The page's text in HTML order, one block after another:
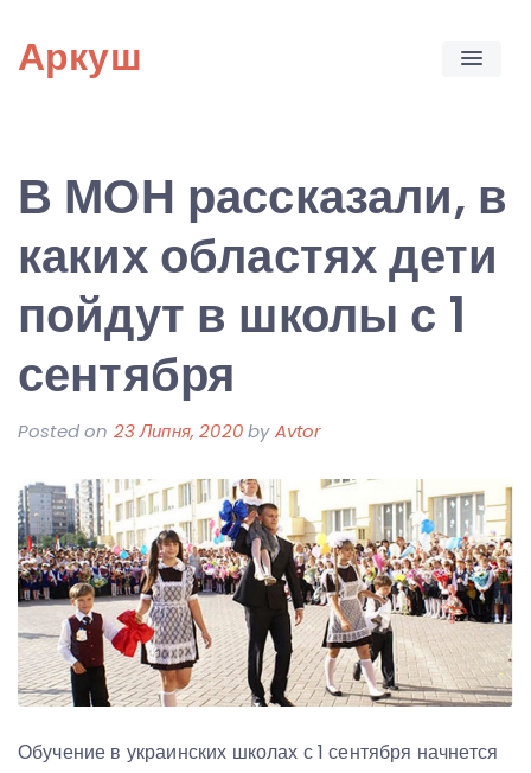
content
Аркуш
В МОН рассказали, в
каких областях дети
пойдут в школы с 1
сентября
Posted on 23 Липня, 2020byAvtor
Обучение в украинских школах с 1 сентября начнется